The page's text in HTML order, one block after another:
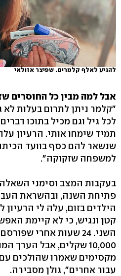
להגיע לאלף קלמרים. שפיצר אזולאי
אבל למה מבין כל החוסרים
"קלמר ניתן לתרום בעלות לא
לכל גיל וגם מכיל בתוכו
תמיד שימחו אותי. הרעיון
שנשאר להם כסף בוועד
למשפחה שזקוקה".
בעקבות המצב וסימני
פתיחת השנה, ובהשראת
הילדים בזום, עלה לי
קטן ונגיש, כי לא קיימת
השני. 24 שעות אחרי
10,000 שקלים, אבל הערך
מקסימים שאמרו שהולכים עם
עבור אחרים", גולן מסבירה.